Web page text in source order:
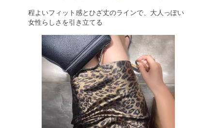
程よいフィット感とひざ丈のラインで、大人っぽい
女性らしさを引き立てる